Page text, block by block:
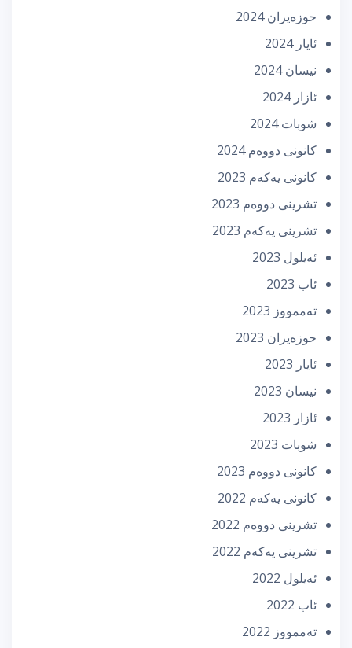
حوزه‌یران 2024
ئایار 2024
نیسان 2024
ئازار 2024
شوبات 2024
كانونی دووه‌م 2024
كانونی یه‌كه‌م 2023
تشرینی دووه‌م 2023
تشرینی یه‌كه‌م 2023
ئه‌یلول 2023
ئاب 2023
تەممووز 2023
حوزه‌یران 2023
ئایار 2023
نیسان 2023
ئازار 2023
شوبات 2023
كانونی دووه‌م 2023
كانونی یه‌كه‌م 2022
تشرینی دووه‌م 2022
تشرینی یه‌كه‌م 2022
ئه‌یلول 2022
ئاب 2022
تەممووز 2022